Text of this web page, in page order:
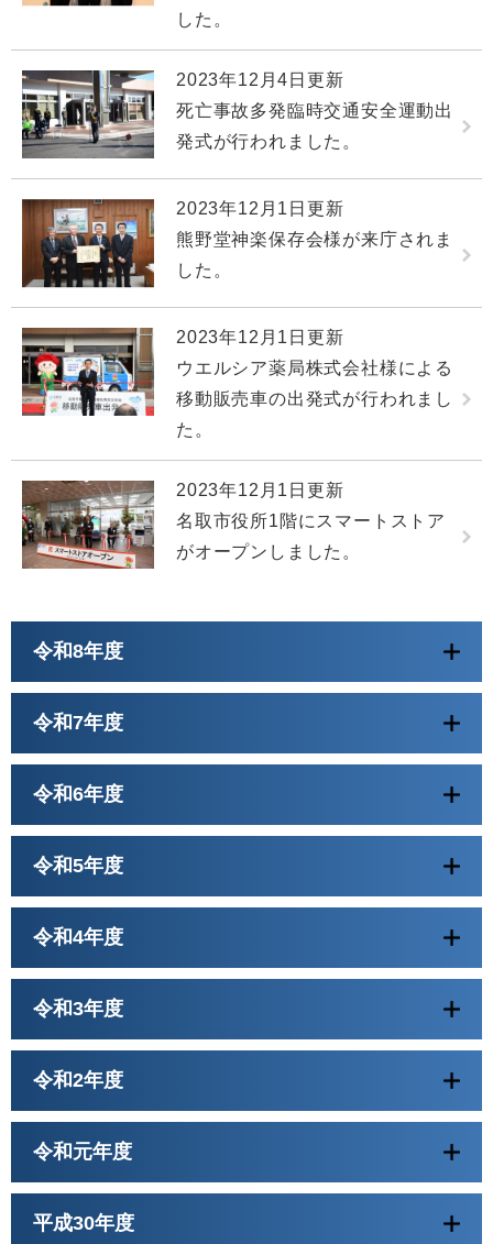
した。
2023年12月4日更新
死亡事故多発臨時交通安全運動出
発式が行われました。
2023年12月1日更新
熊野堂神楽保存会様が来庁されま
した。
2023年12月1日更新
ウエルシア薬局株式会社様による
移動販売車の出発式が行われまし
た。
2023年12月1日更新
名取市役所1階にスマートストア
がオープンしました。
令和8年度
令和7年度
令和6年度
令和5年度
令和4年度
令和3年度
令和2年度
令和元年度
平成30年度